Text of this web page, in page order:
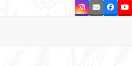
Instagram
Email